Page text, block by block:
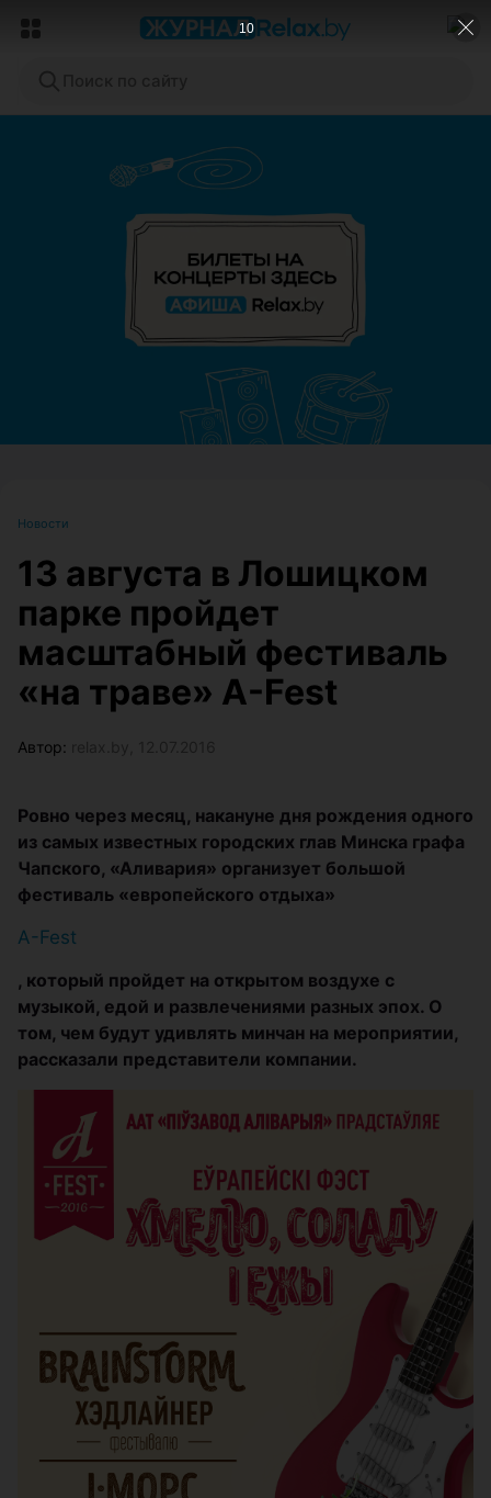
ЭФФЕКТИВНАЯ РЕКЛАМА НА САЙТЕ
Новости
13 августа в Лошицком
парке пройдет
масштабный фестиваль
«на траве» A-Fest
Автор:
Ровно через месяц, накануне дня рождения одного
из самых известных городских глав Минска графа
Чапского, «Аливария» организует большой
фестиваль «европейского отдыха»
A-Fest
, который пройдет на открытом воздухе с
музыкой, едой и развлечениями разных эпох. О
том, чем будут удивлять минчан на мероприятии,
рассказали представители компании.
9